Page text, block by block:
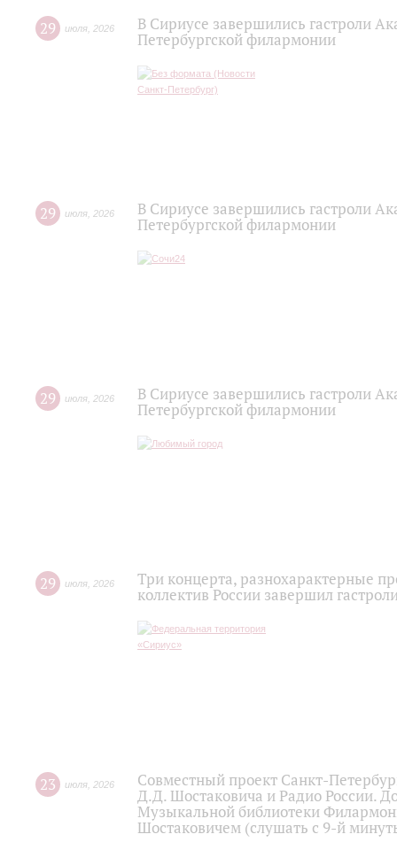
29 июля 2026
В Сириусе завершились гастроли
Петербургской филармонии
29 июля 2026
В Сириусе завершились гастроли
Петербургской филармонии
29 июля 2026
В Сириусе завершились гастроли
Петербургской филармонии
29 июля 2026
Три концерта, разнохарактерные
коллектив России завершил
23 июля 2026
Совместный проект Санкт-
Д.Д. Шостаковича и Радио России.
Музыкальной библиотеки
Шостаковичем (слушать с 9-й